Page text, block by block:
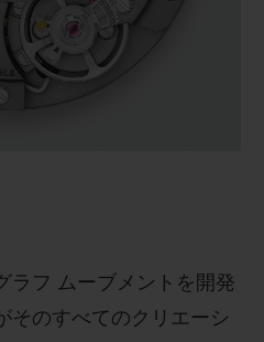
ラフ ムーブメントを開発
そのすべてのクリエーシ